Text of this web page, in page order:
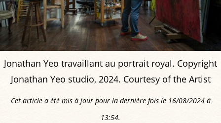
Jonathan Yeo travaillant au portrait royal. Copyright
Jonathan Yeo studio, 2024. Courtesy of the Artist
Cet article a été mis à jour pour la dernière fois le 16/08/2024 à
13:54.